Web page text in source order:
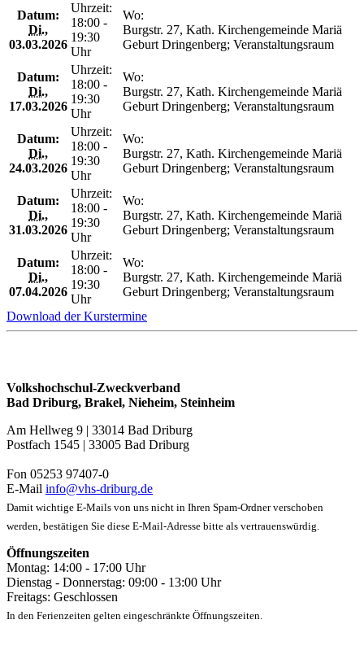
Datum:
Di.,
03.03.2026
Uhrzeit:
18:00 -
19:30
Uhr
Wo:
Burgstr. 27, Kath. Kirchengemeinde Mariä
Geburt Dringenberg; Veranstaltungsraum
Datum:
Di.,
17.03.2026
Uhrzeit:
18:00 -
19:30
Uhr
Wo:
Burgstr. 27, Kath. Kirchengemeinde Mariä
Geburt Dringenberg; Veranstaltungsraum
Datum:
Di.,
24.03.2026
Uhrzeit:
18:00 -
19:30
Uhr
Wo:
Burgstr. 27, Kath. Kirchengemeinde Mariä
Geburt Dringenberg; Veranstaltungsraum
Datum:
Di.,
31.03.2026
Uhrzeit:
18:00 -
19:30
Uhr
Wo:
Burgstr. 27, Kath. Kirchengemeinde Mariä
Geburt Dringenberg; Veranstaltungsraum
Datum:
Di.,
07.04.2026
Uhrzeit:
18:00 -
19:30
Uhr
Wo:
Burgstr. 27, Kath. Kirchengemeinde Mariä
Geburt Dringenberg; Veranstaltungsraum
Download der Kurstermine
Volkshochschul-Zweckverband
Bad Driburg, Brakel, Nieheim, Steinheim
Am Hellweg 9 | 33014 Bad Driburg
Postfach 1545 | 33005 Bad Driburg
Fon 05253 97407-0
E-Mail info@vhs-driburg.de
Damit wichtige E-Mails von uns nicht in Ihren Spam-Ordner verschoben
werden, bestätigen Sie diese E-Mail-Adresse bitte als vertrauenswürdig.
Öffnungszeiten
Montag: 14:00 - 17:00 Uhr
Dienstag - Donnerstag: 09:00 - 13:00 Uhr
Freitags: Geschlossen
In den Ferienzeiten gelten eingeschränkte Öffnungszeiten.